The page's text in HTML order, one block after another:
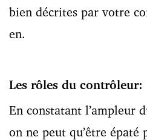
bien décrites par votre
en.
Les rôles du contrôleur:
En constatant l’ampleur
on ne peut qu’être épaté